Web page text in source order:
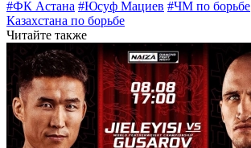
#ФК Астана #Юсуф Мациев #ЧМ по борьбе
Казахстана по борьбе
Читайте также